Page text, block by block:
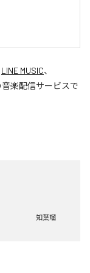
LINE MUSIC、
音楽配信サービスで
知葉瑠